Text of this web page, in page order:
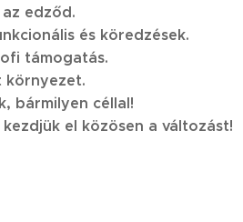
edződ.
és köredzések.
támogatás.
környezet.
bármilyen céllal!
el közösen a változást!